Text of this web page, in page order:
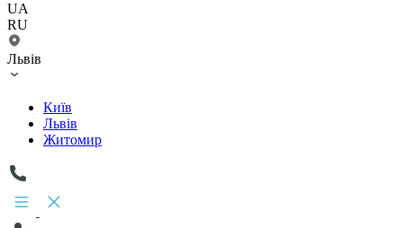
UA
RU
Львів
Київ
Львів
Житомир